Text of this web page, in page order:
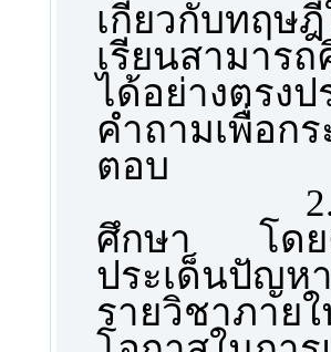
เกี่ยวกับทฤษฎี
เรียนสามาร
ได้อย่างตรง
คำถามเพื่อก
ตอบ
2.2 ขั้น
ศึกษา โดย
ประเด็นปัญห
รายวิชาภา